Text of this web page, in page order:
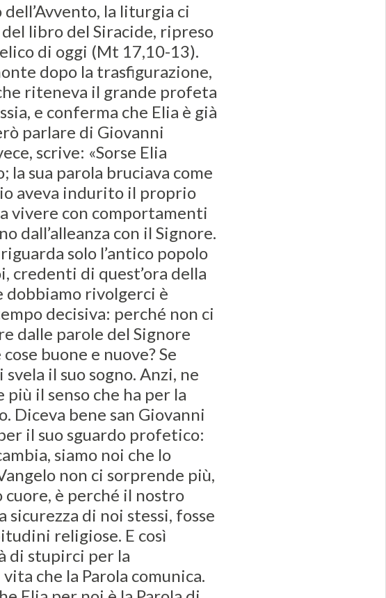
la liturgia ci
libro del Siracide, ripreso
di oggi (Mt 17,10-13).
dopo la trasfigurazione,
riteneva il grande profeta
e conferma che Elia è già
parlare di Giovanni
scrive: «Sorse Elia
la sua parola bruciava come
aveva indurito il proprio
vivere con comportamenti
dall’alleanza con il Signore.
solo l’antico popolo
credenti di quest’ora della
dobbiamo rivolgerci è
decisiva: perché non ci
dalle parole del Signore
buone e nuove? Se
il suo sogno. Anzi, ne
il senso che ha per la
Diceva bene san Giovanni
il suo sguardo profetico:
siamo noi che lo
non ci sorprende più,
cuore, è perché il nostro
di noi stessi, fosse
religiose. E così
di stupirci per la
che la Parola comunica.